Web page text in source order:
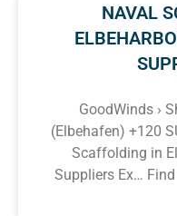
NAVAL
GoodWinds ›
(Elbehafen) +120
Scaffolding in
Suppliers Ex…